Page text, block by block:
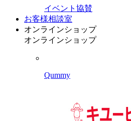
イベント協賛
お客様相談室
オンラインショップ
オンラインショップ
Qummy